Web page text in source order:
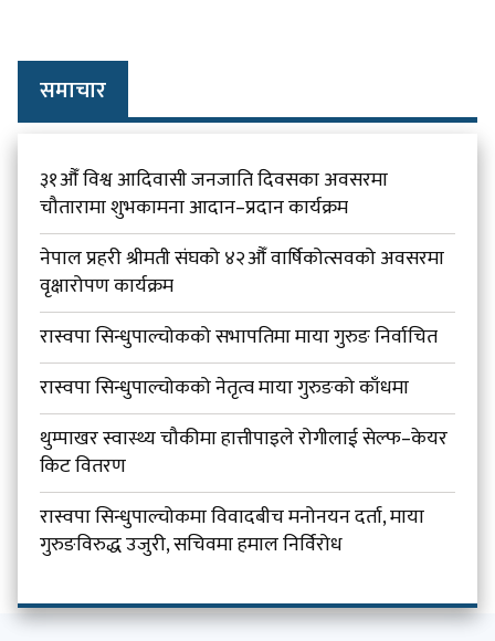
समाचार
३१औँ विश्व आदिवासी जनजाति दिवसका अवसरमा
चौतारामा शुभकामना आदान–प्रदान कार्यक्रम
नेपाल प्रहरी श्रीमती संघको ४२औँ वार्षिकोत्सवको अवसरमा
वृक्षारोपण कार्यक्रम
रास्वपा सिन्धुपाल्चोकको सभापतिमा माया गुरुङ निर्वाचित
रास्वपा सिन्धुपाल्चोकको नेतृत्व माया गुरुङको काँधमा
थुम्पाखर स्वास्थ्य चौकीमा हात्तीपाइले रोगीलाई सेल्फ–केयर
किट वितरण
रास्वपा सिन्धुपाल्चोकमा विवादबीच मनोनयन दर्ता, माया
गुरुङविरुद्ध उजुरी, सचिवमा हमाल निर्विरोध